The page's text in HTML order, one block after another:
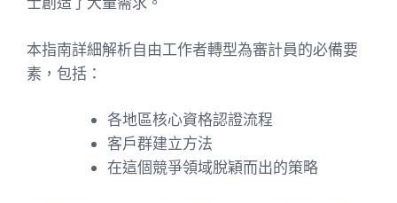
本指南詳細解析自由工作者轉型為審計員的必備要
素，包括：
各地區核心資格認證流程
客戶群建立方法
在這個競爭領域脫穎而出的策略